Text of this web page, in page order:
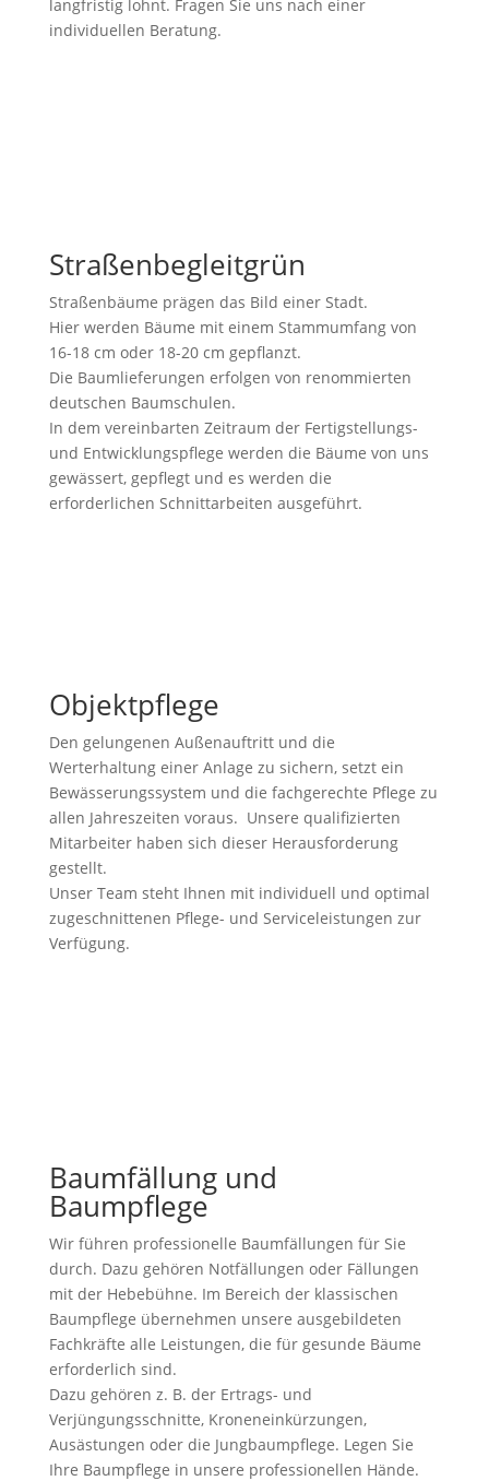
langfristig lohnt. Fragen Sie uns nach einer
individuellen Beratung.
Straßenbegleitgrün
Straßenbäume prägen das Bild einer Stadt.
Hier werden Bäume mit einem Stammumfang von
16-18 cm oder 18-20 cm gepflanzt.
Die Baumlieferungen erfolgen von renommierten
deutschen Baumschulen.
In dem vereinbarten Zeitraum der Fertigstellungs-
und Entwicklungspflege werden die Bäume von uns
gewässert, gepflegt und es werden die
erforderlichen Schnittarbeiten ausgeführt.
Objektpflege
Den gelungenen Außenauftritt und die
Werterhaltung einer Anlage zu sichern, setzt ein
Bewässerungssystem und die fachgerechte Pflege zu
allen Jahreszeiten voraus. Unsere qualifizierten
Mitarbeiter haben sich dieser Herausforderung
gestellt.
Unser Team steht Ihnen mit individuell und optimal
zugeschnittenen Pflege- und Serviceleistungen zur
Verfügung.
Baumfällung und
Baumpflege
Wir führen professionelle Baumfällungen für Sie
durch. Dazu gehören Notfällungen oder Fällungen
mit der Hebebühne. Im Bereich der klassischen
Baumpflege übernehmen unsere ausgebildeten
Fachkräfte alle Leistungen, die für gesunde Bäume
erforderlich sind.
Dazu gehören z. B. der Ertrags- und
Verjüngungsschnitte, Kroneneinkürzungen,
Ausästungen oder die Jungbaumpflege. Legen Sie
Ihre Baumpflege in unsere professionellen Hände.